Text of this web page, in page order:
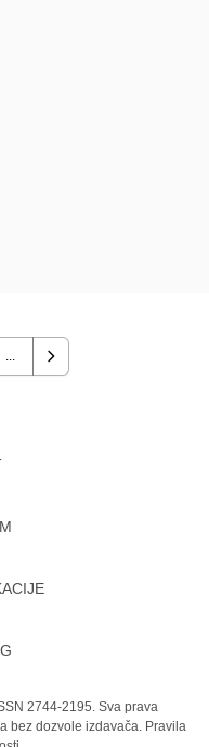
...
Next
2744-2195. Sva prava
bez dozvole izdavača. Pravila